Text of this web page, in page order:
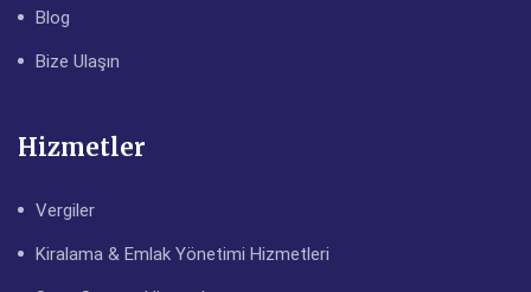
Blog
Bize Ulaşın
Hizmetler
Vergiler
Kiralama & Emlak Yönetimi Hizmetleri